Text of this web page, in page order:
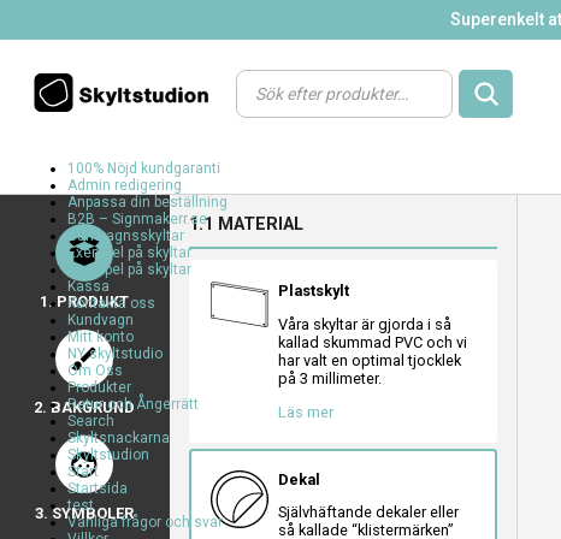
Superenkelt
Products
search
100% Nöjd kundgaranti
Admin redigering
Anpassa din beställning
B2B – Signmakerr.se
Barnvagnsskyltar
Exempel på skyltar
Exempel på skyltar
Kassa
Kontakta oss
Kundvagn
Mitt konto
NY skyltstudio
Om Oss
Produkter
Retur och Ångerrätt
Search
Skyltsnackarna
Skyltstudion
Start
Startsida
test
Vanliga frågor och svar
1. PRODUKT
brush
2. BAKGRUND
face
3. SYMBOLER
1.1 MATERIAL
Plastskylt
Våra skyltar är gjorda i så
kallad skummad PVC och vi
har valt en optimal tjocklek
på 3 millimeter.
Läs mer
Dekal
Självhäftande dekaler eller
så kallade “klistermärken”